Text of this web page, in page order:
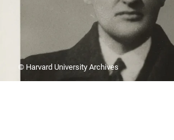
© Harvard University Archives